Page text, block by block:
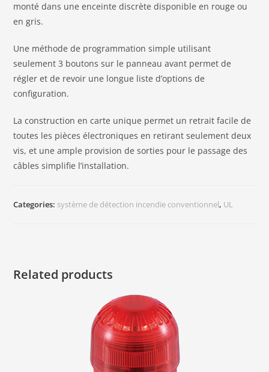
monté dans une enceinte discrète disponible en rouge ou
en gris.
Une méthode de programmation simple utilisant
seulement 3 boutons sur le panneau avant permet de
régler et de revoir une longue liste d’options de
configuration.
La construction en carte unique permet un retrait facile de
toutes les pièces électroniques en retirant seulement deux
vis, et une ample provision de sorties pour le passage des
câbles simplifie l’installation.
Categories: système de détection incendie conventionnel, UL
Related products